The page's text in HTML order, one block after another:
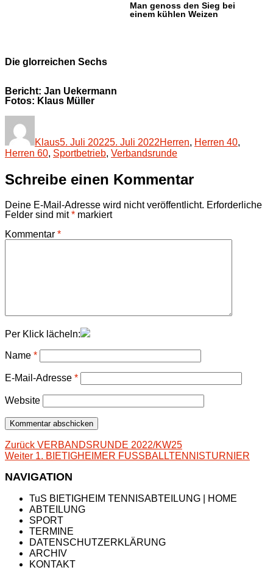
Man genoss den Sieg bei
einem kühlen Weizen
Die glorreichen Sechs
Bericht: Jan Uekermann
Fotos: Klaus Müller
Klaus5. Juli 20225. Juli 2022Herren, Herren 40,
Herren 60, Sportbetrieb, Verbandsrunde
Schreibe einen Kommentar
Deine E-Mail-Adresse wird nicht veröffentlicht. Erforderliche
Felder sind mit* markiert
Kommentar *
Per Klick lächeln:
Name *
E-Mail-Adresse *
Website
Beitragsnavigation
Zurück Vorheriger
Beitrag:
VERBANDSRUNDE 2022/KW25
Weiter Nächster
1. BIETIGHEIMER FUSSBALLTENNISTURNIER
NAVIGATION
TuS BIETIGHEIM TENNISABTEILUNG | HOME
ABTEILUNG
SPORT
TERMINE
DATENSCHUTZERKLÄRUNG
ARCHIV
KONTAKT